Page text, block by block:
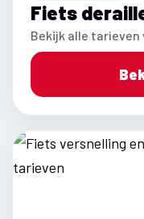
Fiets
Bekijk alle tarieven